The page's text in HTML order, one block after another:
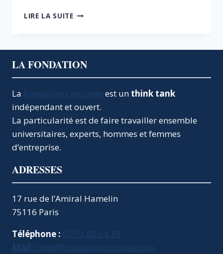
LIRE LA SUITEAPÉRO
START-
UP
À
L’ETAT
PLATEFORME
LA FONDATION
La Fondation Concorde est un think tank
indépendant et ouvert.
La particularité est de faire travailler ensemble
universitaires, experts, hommes et femmes
d’entreprise.
ADRESSES
17 rue de l’Amiral Hamelin
75116 Paris
Téléphone : 01.72.60.54.39
Mail : info@fondationconcorde.com